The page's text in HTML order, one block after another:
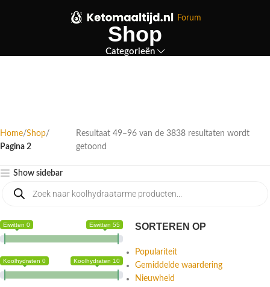
Forum
Shop
Categorieën
Home Shop
Pagina 2
Resultaat 49–96 van de 3838 resultaten wordt
getoond
Show sidebar
Eiwitten 0 Eiwitten 55
Koolhydraten 0 Koolhydraten 10
SORTEREN OP
Populariteit
Gemiddelde waardering
Nieuwheid